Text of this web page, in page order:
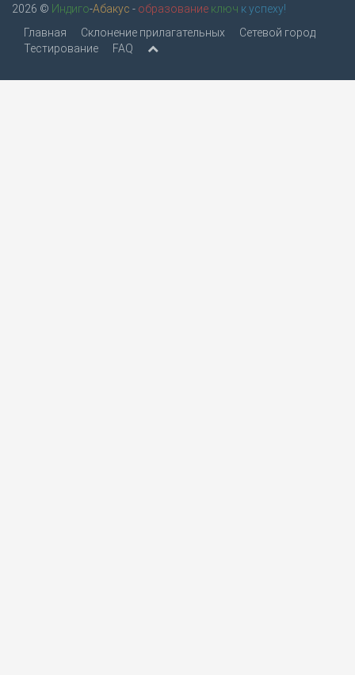
2026 © Индиго-Абакус - образование ключ к успеху!
Главная
Склонение прилагательных
Сетевой город
Тестирование
FAQ